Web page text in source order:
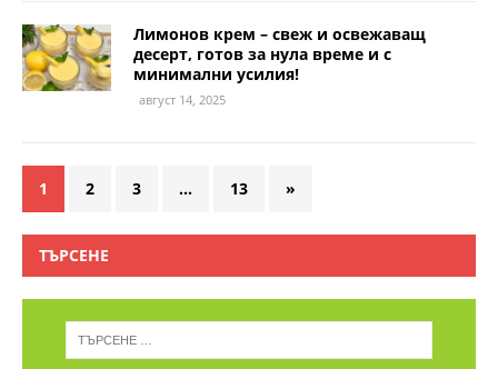
Лимонов крем – свеж и освежаващ
десерт, готов за нула време и с
минимални усилия!
август 14, 2025
1 2 3 … 13 »
ТЪРСЕНЕ